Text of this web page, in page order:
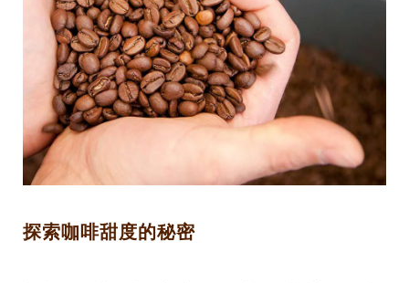
探索咖啡甜度的秘密